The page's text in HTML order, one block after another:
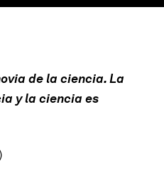
de la ciencia. La
y la ciencia es